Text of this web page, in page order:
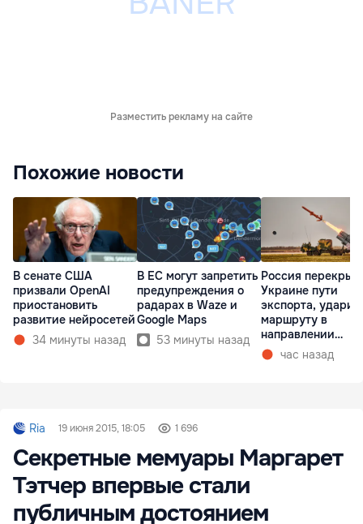
Разместить рекламу на сайте
Похожие новости
В сенате США
призвали OpenAI
приостановить
развитие нейросетей
34 минуты назад
В ЕС могут запретить
предупреждения о
радарах в Waze и
Google Maps
53 минуты назад
Россия
Украине пути
экспорта, ударив
маршруту в
направлении
Молдовы
час назад
Ria 19 июня 2015, 18:05 1 696
Секретные мемуары Маргарет
Тэтчер впервые стали
публичным достоянием